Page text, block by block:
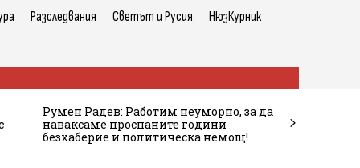
Разследвания Светът и Русия НюзКурник
Румен Радев: Работим неуморно, за да
наваксаме проспаните години
безхаберие и политическа немощ!